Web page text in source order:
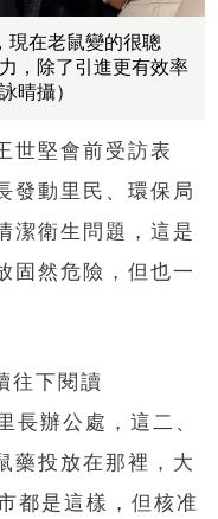
現在老鼠變的很聰
，除了引進更有效率
晴攝）
世堅會前受訪表
發動里民、環保局
潔衛生問題，這是
固然危險，但也一
往下閱讀
長辦公處，這二、
藥投放在那裡，大
都是這樣，但核准